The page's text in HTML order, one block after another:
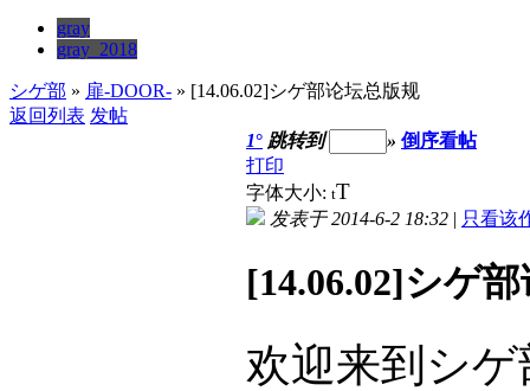
gray
gray_2018
シゲ部 » 扉-DOOR- » [14.06.02]シゲ部论坛总版规
返回列表 发帖
1° 跳转到 » 倒序看帖
打印
字体大小: tT
发表于 2014-6-2 18:32 | 只看该
[14.06.02]シゲ
欢迎来到シゲ